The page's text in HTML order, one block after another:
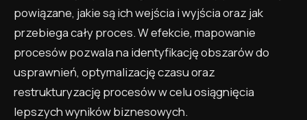
powiązane, jakie są ich wejścia i wyjścia oraz jak
przebiega cały proces. W efekcie, mapowanie
procesów pozwala na identyfikację obszarów do
usprawnień, optymalizację czasu oraz
restrukturyzację procesów w celu osiągnięcia
lepszych wyników biznesowych.